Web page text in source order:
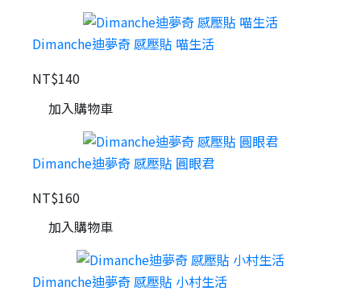
Dimanche迪夢奇 感壓貼 喵生活
NT$140
加入購物車
Dimanche迪夢奇 感壓貼 圓眼君
NT$160
加入購物車
Dimanche迪夢奇 感壓貼 小村生活